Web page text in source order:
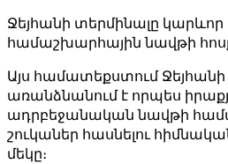
Ջեյհանի տերմինալը
համաշխարհային նավթի
Այս համատեքստում
առանձնանում է որպես
ադրբեջանական նավթի
շուկաներ հասնելու
մեկը։